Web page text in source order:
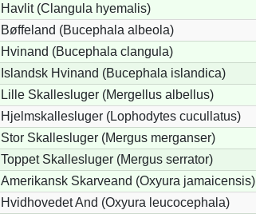
Havlit (Clangula hyemalis)
Bøffeland (Bucephala albeola)
Hvinand (Bucephala clangula)
Islandsk Hvinand (Bucephala islandica)
Lille Skallesluger (Mergellus albellus)
Hjelmskallesluger (Lophodytes cucullatus)
Stor Skallesluger (Mergus merganser)
Toppet Skallesluger (Mergus serrator)
Amerikansk Skarveand (Oxyura jamaicensis)
Hvidhovedet And (Oxyura leucocephala)